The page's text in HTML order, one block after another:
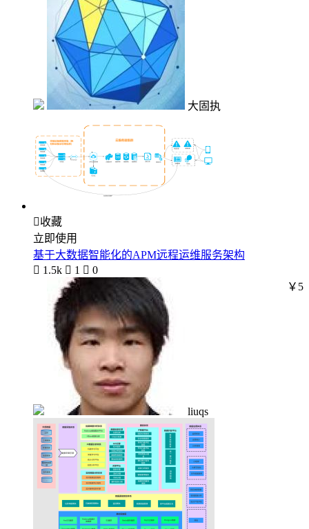
大固执
收藏
立即使用
基于大数据智能化的APM远程运维服务架构
 1.5k  1  0
liuqs
￥5